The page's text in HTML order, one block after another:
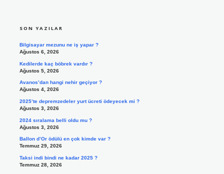
SON YAZILAR
Bilgisayar mezunu ne iş yapar ?
Ağustos 6, 2026
Kedilerde kaç böbrek vardır ?
Ağustos 5, 2026
Avanos’dan hangi nehir geçiyor ?
Ağustos 4, 2026
2025’te depremzedeler yurt ücreti ödeyecek mi ?
Ağustos 3, 2026
2024 sıralama belli oldu mu ?
Ağustos 3, 2026
Ballon d’Or ödülü en çok kimde var ?
Temmuz 29, 2026
Taksi indi bindi ne kadar 2025 ?
Temmuz 28, 2026